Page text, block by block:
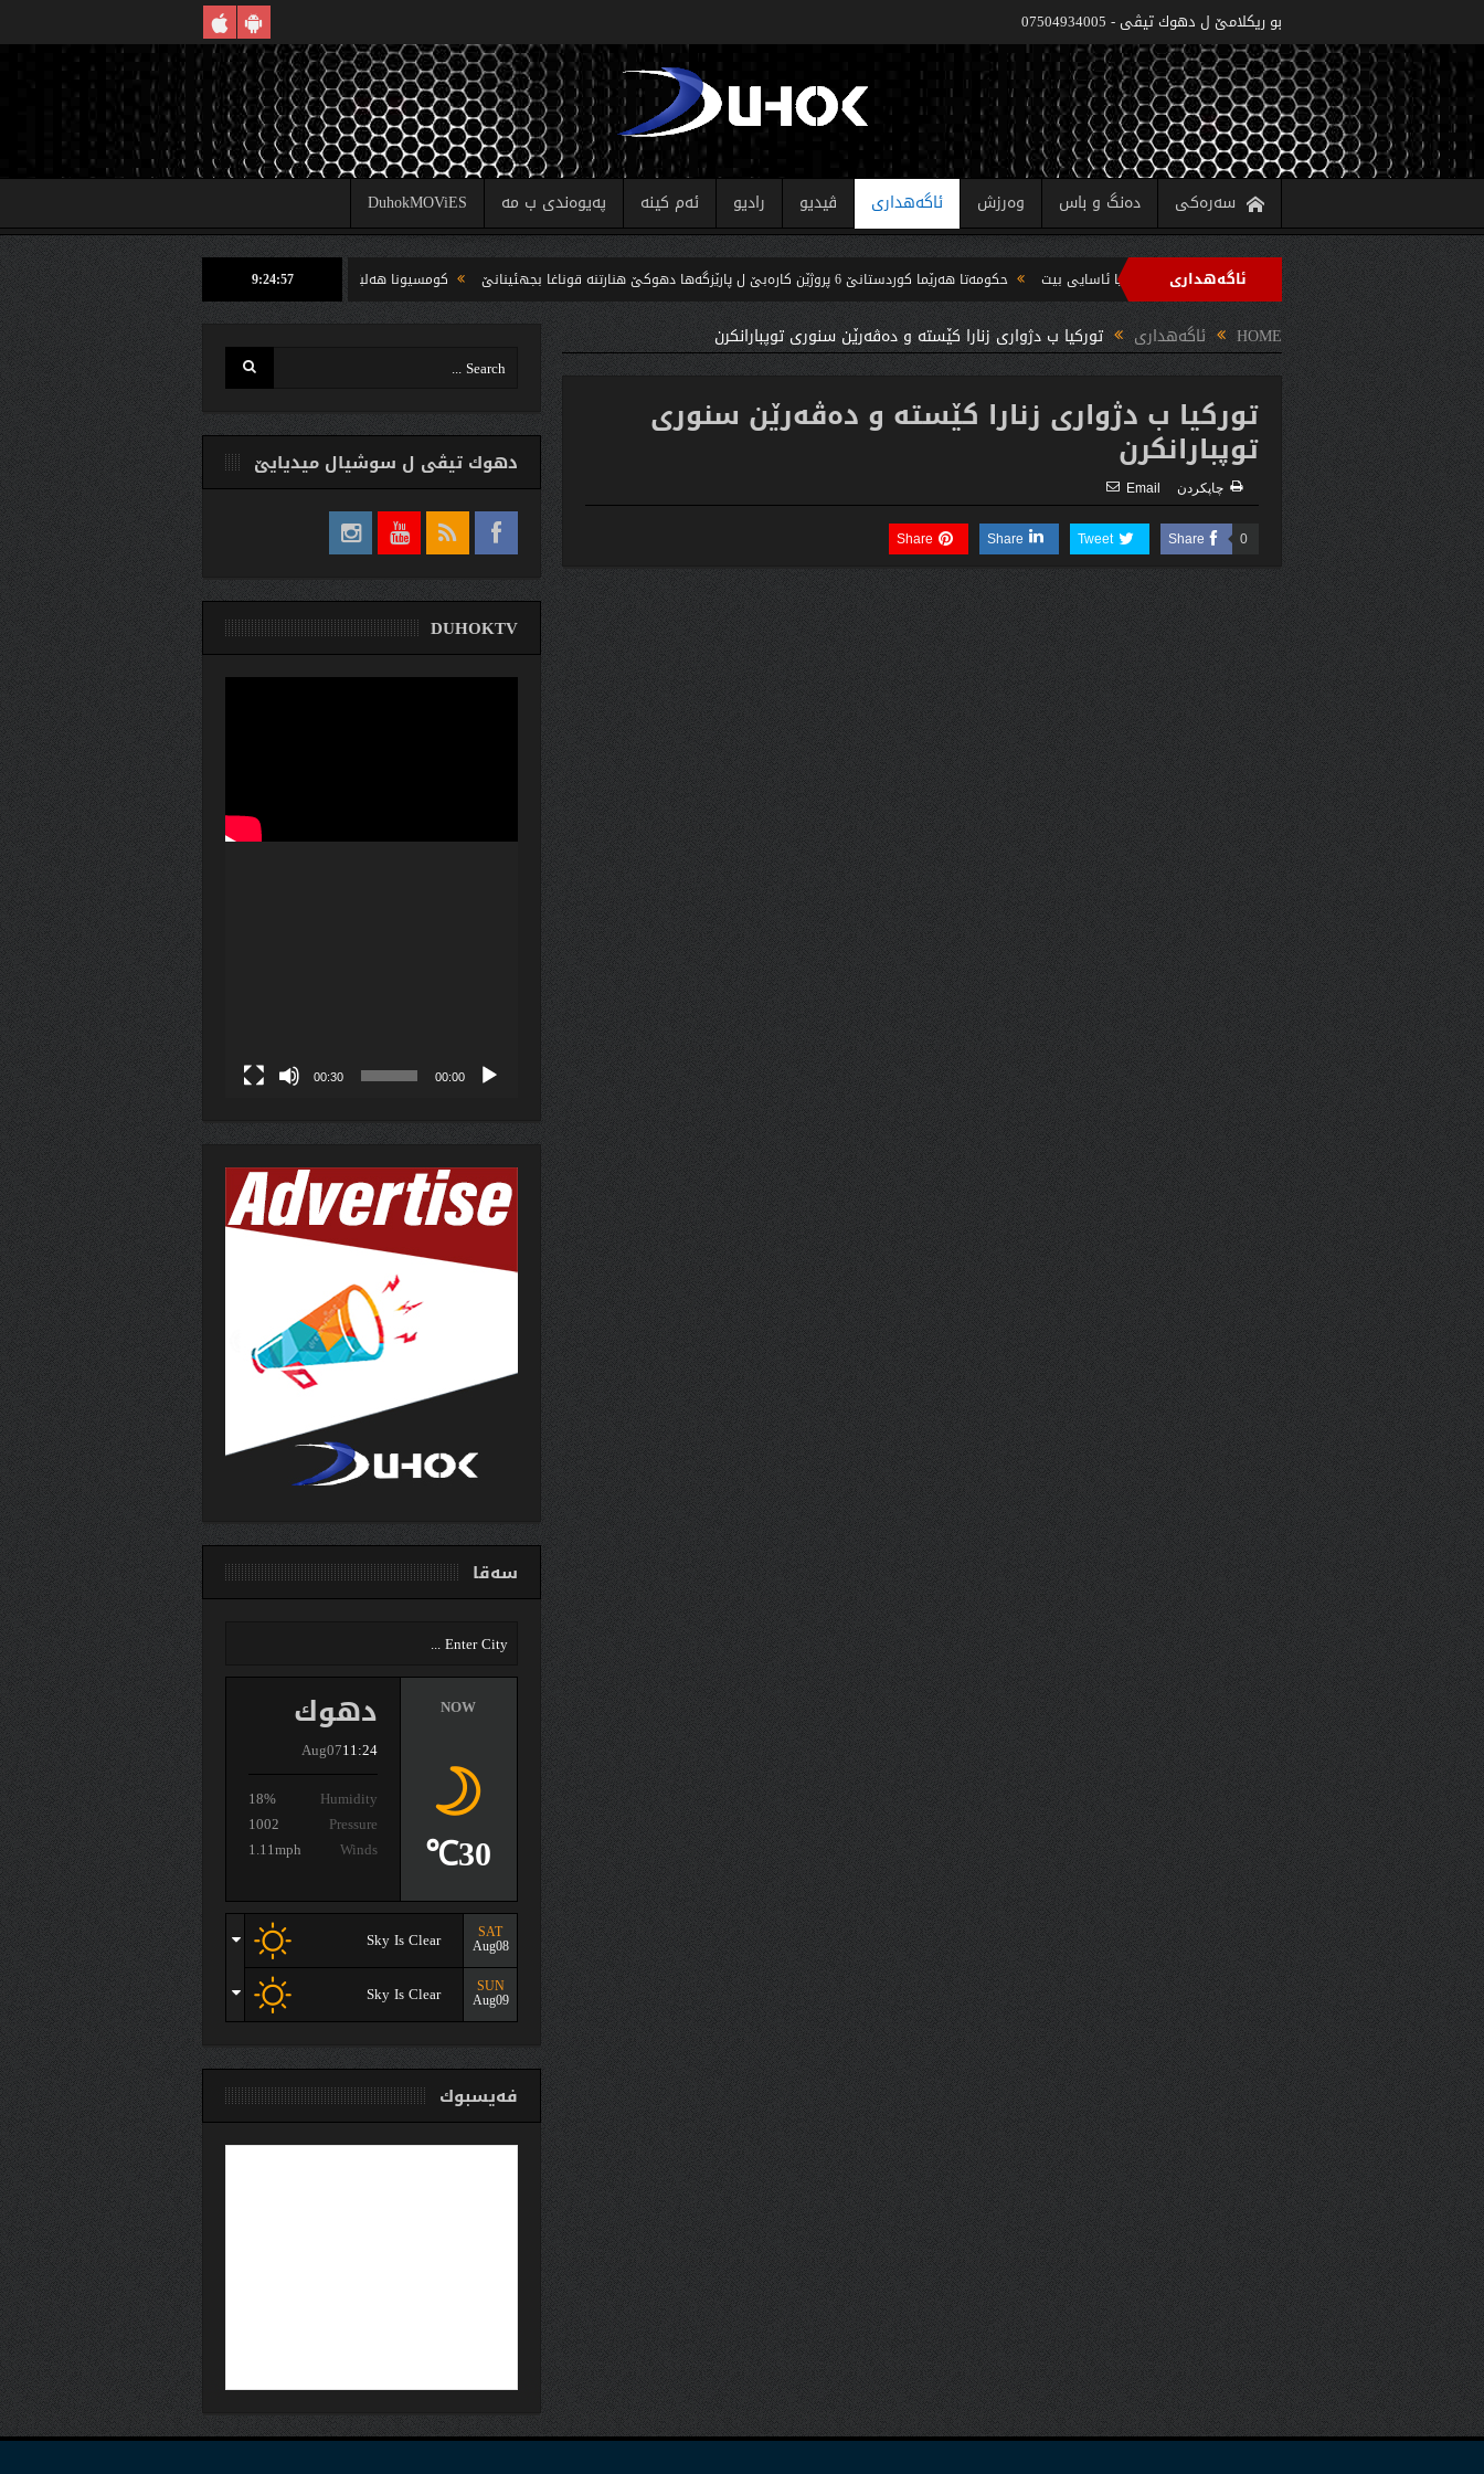
بو ريكلامێ ل دهوك تیڤی - 07504934005
سەرەکی دەنگ و باس وەرزش ئاگەهداری ڤیدیو رادیو ئەم کینە پەیوەندی ب مە DuhokMOViES
ئاگەهداری په‌روه‌ردێ: ده‌واما سالا خواندنێ 2022/2021 دێ یا ئاسایى بیت حکومەتا هەرێما کوردستانێ 6 پروژێن کارەبێ ل پارێزگەها دهوکێ هنارتنه‌ قوناغا بجهئینانێ
كومسیونا هه‌لبژارتنان ل شێخان ب رێكا دهوك تیڤى داخوازێ ژ وه‌لاتییان دكه‌ت
سه‌رپه‌رشتیا مه‌سرور بارزانى جڤاتا وه‌زیران كومبوو و چه‌ندین بریار ده‌رئێخستن
9:24:58
HOME ئاگەهداری توركیا ب دژوارى زنارا كێسته‌ و ده‌ڤه‌رێن سنورى توپبارانكرن
توركیا ب دژوارى زنارا كێسته‌ و ده‌ڤه‌رێن سنورى
توپبارانكرن
چاپكردن Email
Share 0
Tweet
Share
Share
دهوك تیڤی ل سوشیال ميديایێ
DUHOKTV
00:00
00:30
سەقا
دهوك
Aug0711:24
Humidity
18%
Pressure
1002
Winds
1.11mph
NOW
30℃
SAT
Aug08
Sky Is Clear
SUN
Aug09
Sky Is Clear
فەیسبوك